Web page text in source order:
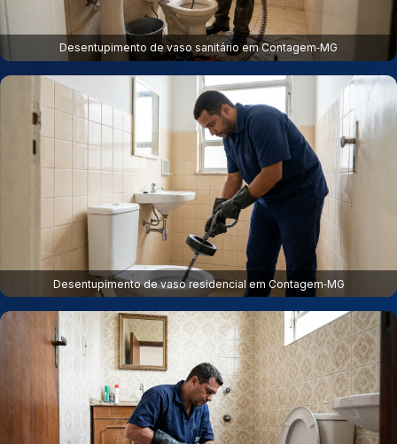
Desentupimento de vaso sanitário em Contagem‑MG
Desentupimento de vaso residencial em Contagem‑MG